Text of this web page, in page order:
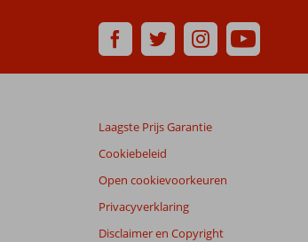
Laagste Prijs Garantie
Cookiebeleid
Open cookievoorkeuren
Privacyverklaring
Disclaimer en Copyright